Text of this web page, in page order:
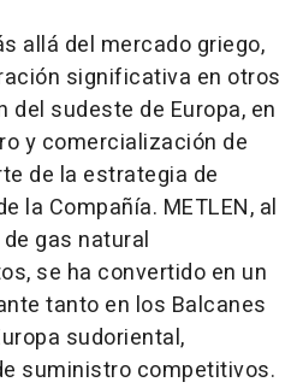
allá del mercado griego,
significativa en otros
del sudeste de Europa, en
y comercialización de
de la estrategia de
la Compañía. METLEN, al
gas natural
se ha convertido en un
tanto en los Balcanes
sudoriental,
suministro competitivos.